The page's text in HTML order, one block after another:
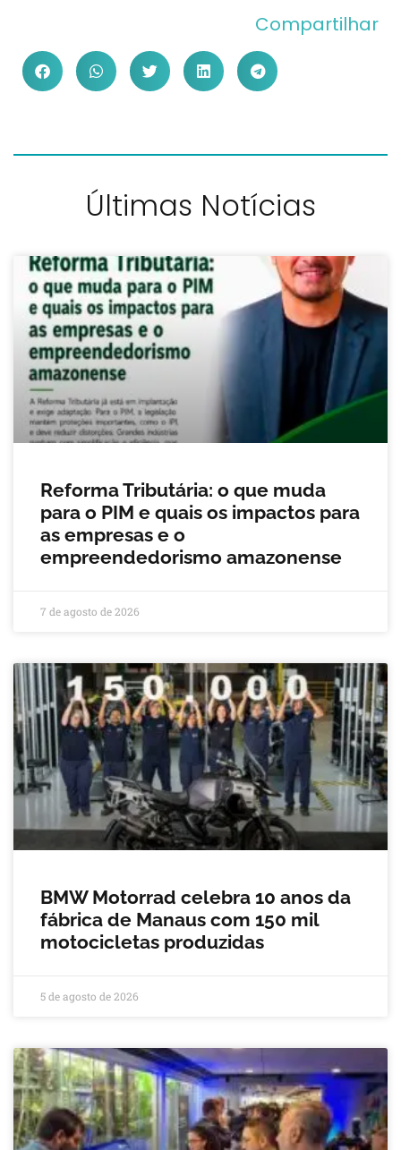
Compartilhar
Últimas Notícias
Reforma Tributária: o que muda
para o PIM e quais os impactos para
as empresas e o
empreendedorismo amazonense
7 de agosto de 2026
BMW Motorrad celebra 10 anos da
fábrica de Manaus com 150 mil
motocicletas produzidas
5 de agosto de 2026